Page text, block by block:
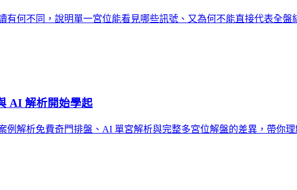
有何不同，說明單一宮位能看見哪些訊號、又為何不能直接代表全
AI 解析開始學起
例解析免費奇門排盤、AI 單宮解析與完整多宮位解盤的差異，帶你